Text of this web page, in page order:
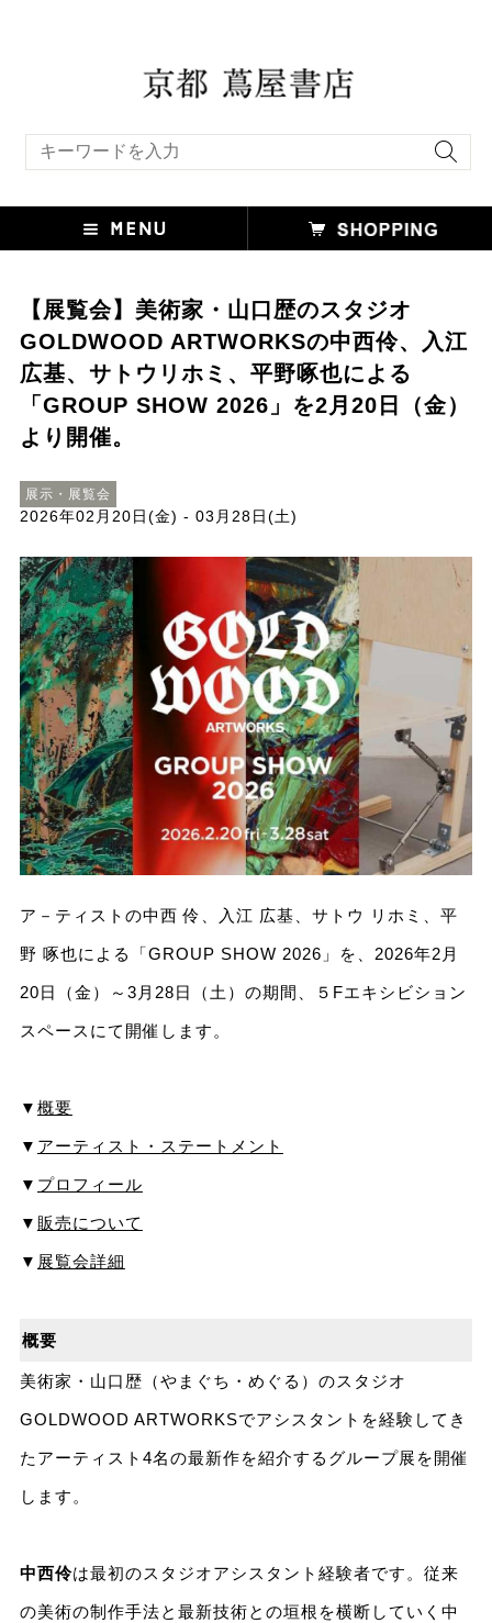
【展覧会】美術家・山口歴のスタジオ
GOLDWOOD ARTWORKSの中西伶、入江
広基、サトウリホミ、平野啄也による
「GROUP SHOW 2026」を2月20日（金）
より開催。
展示・展覧会
2026年02月20日(金) - 03月28日(土)
ア－ティストの中西 伶、入江 広基、サトウ リホミ、平
野 啄也による「GROUP SHOW 2026」を、2026年2月
20日（金）～3月28日（土）の期間、５Fエキシビション
スペースにて開催します。
▼ 概要
▼ アーティスト・ステートメント
▼ プロフィール
▼ 販売について
▼ 展覧会詳細
概要
美術家・山口歴（やまぐち・めぐる）のスタジオ
GOLDWOOD ARTWORKSでアシスタントを経験してき
たアーティスト4名の最新作を紹介するグループ展を開催
します。
中西伶は最初のスタジオアシスタント経験者です。従来
の美術の制作手法と最新技術との垣根を横断していく中